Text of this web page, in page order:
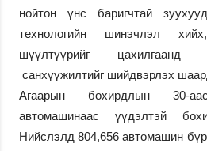
нойтон үнс баригчтай
технологийн шинэчлэл
шүүлтүүрийг
санхүүжилтийг шийдвэрлэх
Агаарын бохирдлын 30-
автомашинаас үүдэлтэй
Нийслэлд 804,656 автомашин